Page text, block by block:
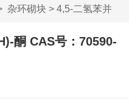
杂环砌块> 4,5-二氢苯并
酮 CAS号：70590-